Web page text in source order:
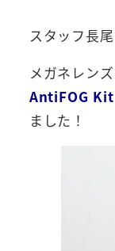
スタッフ長尾
メガネレン
AntiFOG Kit
ました！